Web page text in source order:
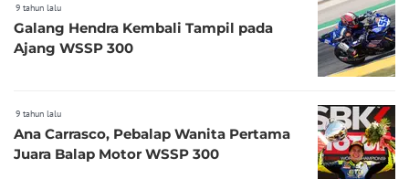
9 tahun lalu
Galang Hendra Kembali Tampil pada
Ajang WSSP 300
9 tahun lalu
Ana Carrasco, Pebalap Wanita Pertama
Juara Balap Motor WSSP 300